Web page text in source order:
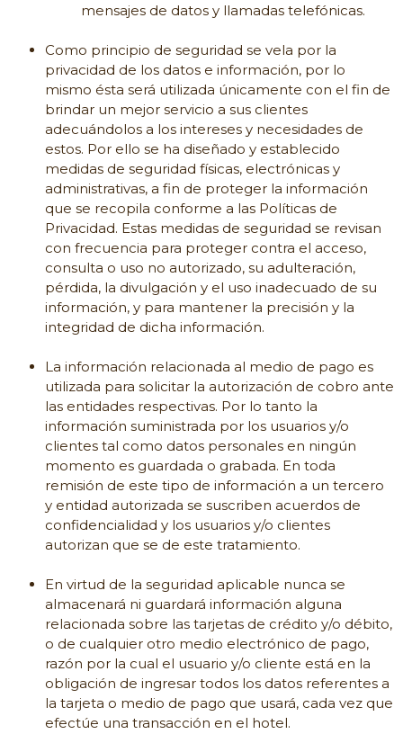
mensajes de datos y llamadas telefónicas.
Como principio de seguridad se vela por la
privacidad de los datos e información, por lo
mismo ésta será utilizada únicamente con el fin de
brindar un mejor servicio a sus clientes
adecuándolos a los intereses y necesidades de
estos. Por ello se ha diseñado y establecido
medidas de seguridad físicas, electrónicas y
administrativas, a fin de proteger la información
que se recopila conforme a las Políticas de
Privacidad. Estas medidas de seguridad se revisan
con frecuencia para proteger contra el acceso,
consulta o uso no autorizado, su adulteración,
pérdida, la divulgación y el uso inadecuado de su
información, y para mantener la precisión y la
integridad de dicha información.
La información relacionada al medio de pago es
utilizada para solicitar la autorización de cobro ante
las entidades respectivas. Por lo tanto la
información suministrada por los usuarios y/o
clientes tal como datos personales en ningún
momento es guardada o grabada. En toda
remisión de este tipo de información a un tercero
y entidad autorizada se suscriben acuerdos de
confidencialidad y los usuarios y/o clientes
autorizan que se de este tratamiento.
En virtud de la seguridad aplicable nunca se
almacenará ni guardará información alguna
relacionada sobre las tarjetas de crédito y/o débito,
o de cualquier otro medio electrónico de pago,
razón por la cual el usuario y/o cliente está en la
obligación de ingresar todos los datos referentes a
la tarjeta o medio de pago que usará, cada vez que
efectúe una transacción en el hotel.